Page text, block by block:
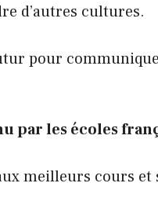
d’autres cultures.
pour
par les écoles
meilleurs cours